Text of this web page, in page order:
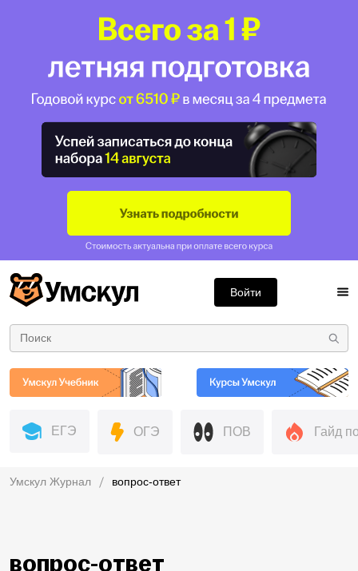
Войти
ЕГЭ ОГЭ ПОВ Гайд
Умскул Журнал вопрос-ответ
вопрос-ответ